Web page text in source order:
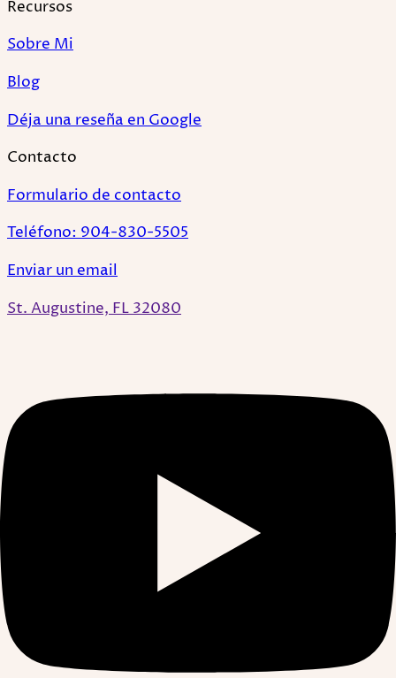
Recursos
Sobre Mi
Blog
Déja una reseña en Google
Contacto
Formulario de contacto
Teléfono: 904-830-5505
Enviar un email
St. Augustine, FL 32080